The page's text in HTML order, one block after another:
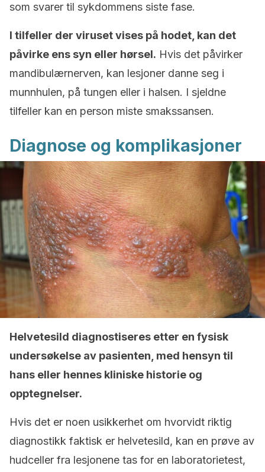
som svarer til sykdommens siste fase.
I tilfeller der viruset vises på hodet, kan det
påvirke ens syn eller hørsel. Hvis det påvirker
mandibulærnerven, kan lesjoner danne seg i
munnhulen, på tungen eller i halsen. I sjeldne
tilfeller kan en person miste smakssansen.
Diagnose og komplikasjoner
Helvetesild diagnostiseres etter en fysisk
undersøkelse av pasienten, med hensyn til
hans eller hennes kliniske historie og
opptegnelser.
Hvis det er noen usikkerhet om hvorvidt riktig
diagnostikk faktisk er helvetesild, kan en prøve av
hudceller fra lesjonene tas for en laboratorietest,